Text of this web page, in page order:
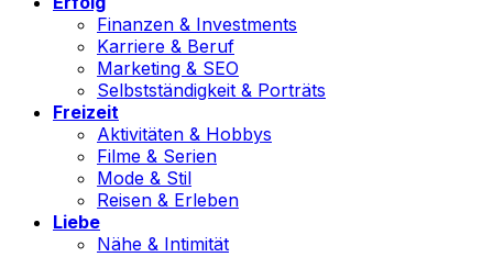
Finanzen & Investments
Karriere & Beruf
Marketing & SEO
Selbstständigkeit & Porträts
Freizeit
Aktivitäten & Hobbys
Filme & Serien
Mode & Stil
Reisen & Erleben
Liebe
Nähe & Intimität